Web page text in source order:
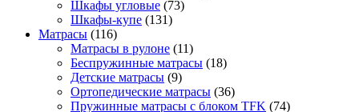
Шкафы угловые (73)
Шкафы-купе (131)
Матрасы (116)
Матрасы в рулоне (11)
Беспружинные матрасы (18)
Детские матрасы (9)
Ортопедические матрасы (36)
Пружинные матрасы с блоком TFK (74)